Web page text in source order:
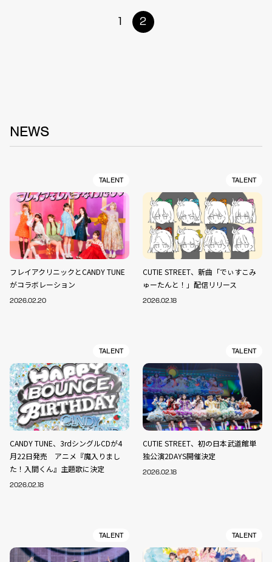
1 2
NEWS
TALENT
フレイアクリニックとCANDY TUNE
がコラボレーション
2026.02.20
TALENT
CUTIE STREET、新曲「でぃすこみ
ゅーたんと！」配信リリース
2026.02.18
TALENT
CANDY TUNE、3rdシングルCDが4
月22日発売 アニメ『魔入りまし
た！入間くん』主題歌に決定
2026.02.18
TALENT
CUTIE STREET、初の日本武道館単
独公演2DAYS開催決定
2026.02.18
TALENT TALENT